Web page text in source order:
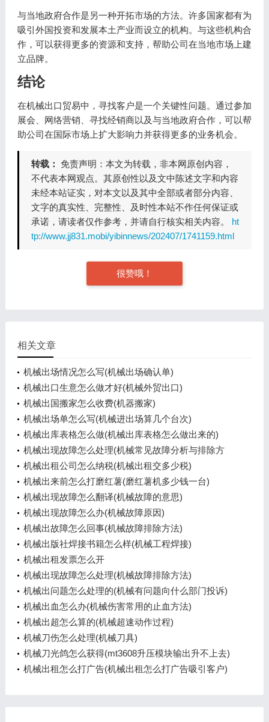
与当地政府合作是另一种开拓市场的方法。许多国家都有为
吸引外国投资和发展本土产业而设立的机构。与这些机构合
作，可以获得更多的资源和支持，帮助公司在当地市场上建
立品牌。
结论
在机械出口贸易中，寻找客户是一个关键性问题。通过参加
展会、网络营销、寻找经销商以及与当地政府合作，可以帮
助公司在国际市场上扩大影响力并获得更多的业务机会。
转载： 免责声明：本文为转载，非本网原创内容，
不代表本网观点。其原创性以及文中陈述文字和内容
未经本站证实，对本文以及其中全部或者部分内容、
文字的真实性、完整性、及时性本站不作任何保证或
承诺，请读者仅作参考，并请自行核实相关内容。 ht
tp://www.jj831.mobi/yibinnews/202407/1741159.html
很赞哦！
相关文章
机械出场情况怎么写(机械出场确认单)
机械出口生意怎么做才好(机械外贸出口)
机械出国搬家怎么收费(机器搬家)
机械出场单怎么写(机械进出场算几个台次)
机械出库表格怎么做(机械出库表格怎么做出来的)
机械出现故障怎么处理(机械常见故障分析与排除方
法)
机械出租公司怎么纳税(机械出租交多少税)
机械出来前怎么打磨红薯(磨红薯机多少钱一台)
机械出现故障怎么翻译(机械故障的意思)
机械出现故障怎么办(机械故障原因)
机械出故障怎么回事(机械故障排除方法)
机械出版社焊接书籍怎么样(机械工程焊接)
机械出租发票怎么开
机械出现故障怎么处理(机械故障排除方法)
机械出问题怎么处理的(机械有问题向什么部门投诉)
机械出血怎么办(机械伤害常用的止血方法)
机械出超怎么算的(机械超速动作过程)
机械刀伤怎么处理(机械刀具)
机械刀光鸽怎么获得(mt3608升压模块输出升不上去)
机械出租怎么打广告(机械出租怎么打广告吸引客户)